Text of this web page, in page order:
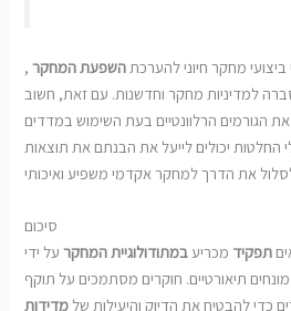
מחקר חיוני להערכתהשפעת המחקר,
למדיניות מחקר וחדשנות. עם זאת, חשוב
הגורמים הרלוונטיים בעת השימוש במדדים
החלטות יכולים לייעל את הבנתם את תוצאות
סיכום
תפקיד מכריעבמתודולוגיית המחקרעל ידי
תיאורטיים. חוקרים מסתמכים על תוקף
כדי להבטיח את הדיוק והיעילות של מדידות